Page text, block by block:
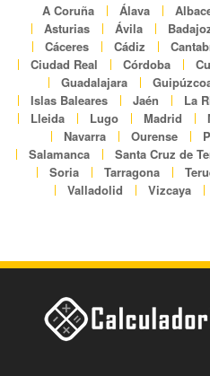
A Coruña Álava
Asturias
Ávila
Cáceres
Cádiz
Ciudad Real
Córdoba
Guadalajara
Islas Baleares
Jaén La
Lleida
Lugo Madrid
Navarra
Ourense
Salamanca
Santa Cruz de
Soria
Tarragona
Valladolid
Vizcaya